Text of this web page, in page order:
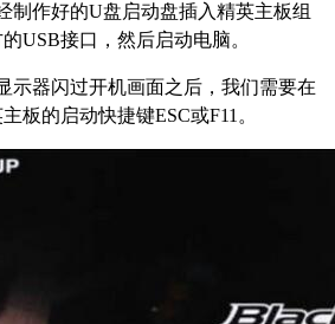
制作好的U盘启动盘插入精英主板组
USB接口，然后启动电脑。
示器闪过开机画面之后，我们需要在
板的启动快捷键ESC或F11。